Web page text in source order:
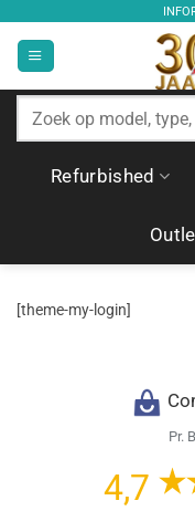
inhoud
Zoek
producten
Refurbished
[theme-my-login]
Pr.
4,7